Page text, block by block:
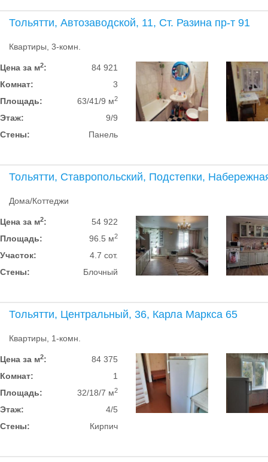
Тольятти, Автозаводской, 11, Ст. Разина пр-т 91
Квартиры, 3-комн.
Цена за м2:
84 921
Комнат:
3
Площадь:
63/41/9 м2
Этаж:
9/9
Стены:
Панель
Тольятти, Ставропольский, Подстепки,
Дома/Коттеджи
Цена за м2:
54 922
Площадь:
96.5 м2
Участок:
4.7 сот.
Стены:
Блочный
Тольятти, Центральный, 36, Карла Маркса 65
Квартиры, 1-комн.
Цена за м2:
84 375
Комнат:
1
Площадь:
32/18/7 м2
Этаж:
4/5
Стены:
Кирпич